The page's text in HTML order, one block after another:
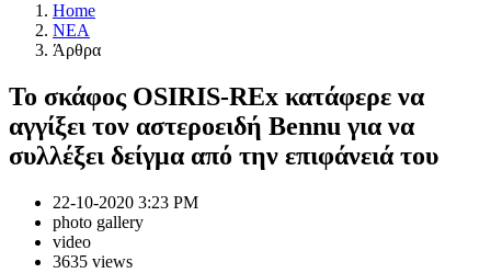
Home
NEA
Άρθρα
Το σκάφος OSIRIS-REx κατάφερε να
αγγίξει τον αστεροειδή Bennu για να
συλλέξει δείγμα από την επιφάνειά του
22-10-2020 3:23 PM
photo gallery
video
3635 views